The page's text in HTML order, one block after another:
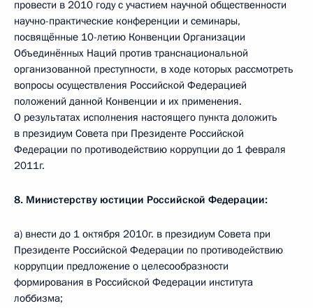
провести в 2010 году с участием научной общественности
научно-практические конференции и семинары,
посвящённые 10-летию Конвенции Организации
Объединённых Наций против транснациональной
организованной преступности, в ходе которых рассмотреть
вопросы осуществления Российской Федерацией
положений данной Конвенции и их применения.
О результатах исполнения настоящего пункта доложить
в президиум Совета при Президенте Российской
Федерации по противодействию коррупции до 1 февраля
2011г.
8. Министерству юстиции Российской Федерации:
а) внести до 1 октября 2010г. в президиум Совета при
Президенте Российской Федерации по противодействию
коррупции предложение о целесообразности
формирования в Российской Федерации института
лоббизма;